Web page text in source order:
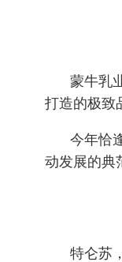
蒙牛乳
打造的极致
今年恰
动发展的典
特仑苏